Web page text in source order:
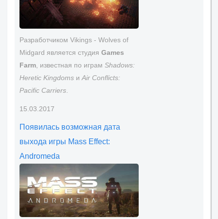
Разработчиком Vikings - Wolves of
Midgard является студия Games
Farm , известная по играм Shadows:
Heretic Kingdoms и Air Conflicts:
Pacific Carriers
15.03.2017
Появилась возможная дата
выхода игры Mass Effect:
Andromeda